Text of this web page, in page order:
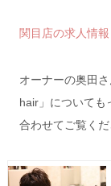
関目店の求人情報
オーナーの奥田
hair」 についても
合わせてご覧くだ